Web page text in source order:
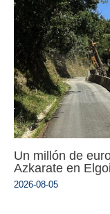
Un millón de
Azkarate en
2026-08-05